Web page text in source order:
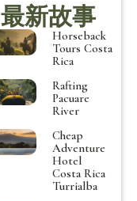
最新故事
Horseback
Tours Costa
Rica
Rafting
Pacuare
River
Cheap
Adventure
Hotel
Costa Rica
Turrialba